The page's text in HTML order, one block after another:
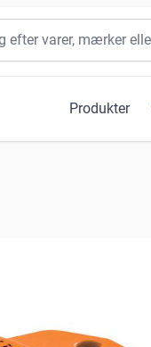
Produkter